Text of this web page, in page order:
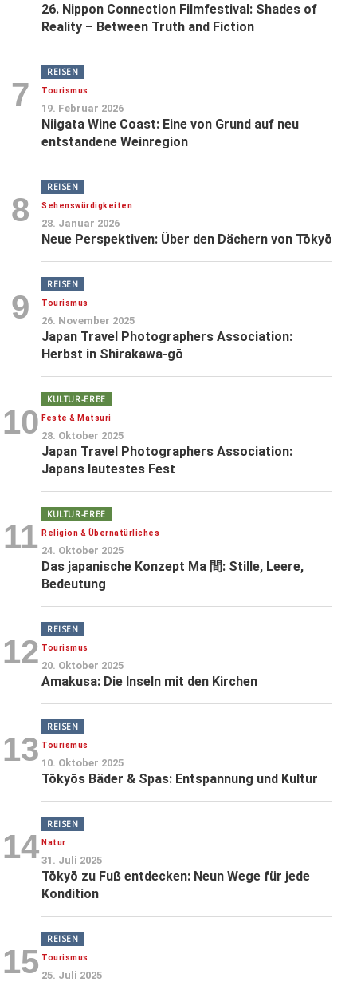
26. Nippon Connection Filmfestival: Shades of
Reality – Between Truth and Fiction
7
REISEN
Tourismus
19. Februar 2026
Niigata Wine Coast: Eine von Grund auf neu
entstandene Weinregion
8
REISEN
Sehenswürdigkeiten
28. Januar 2026
Neue Perspektiven: Über den Dächern von Tōkyō
9
REISEN
Tourismus
26. November 2025
Japan Travel Photographers Association:
Herbst in Shirakawa-gō
10
KULTUR-ERBE
Feste & Matsuri
28. Oktober 2025
Japan Travel Photographers Association:
Japans lautestes Fest
11
KULTUR-ERBE
Religion & Übernatürliches
24. Oktober 2025
Das japanische Konzept Ma 間: Stille, Leere,
Bedeutung
12
REISEN
Tourismus
20. Oktober 2025
Amakusa: Die Inseln mit den Kirchen
13
REISEN
Tourismus
10. Oktober 2025
Tōkyōs Bäder & Spas: Entspannung und Kultur
14
REISEN
Natur
31. Juli 2025
Tōkyō zu Fuß entdecken: Neun Wege für jede
Kondition
15
REISEN
Tourismus
25. Juli 2025